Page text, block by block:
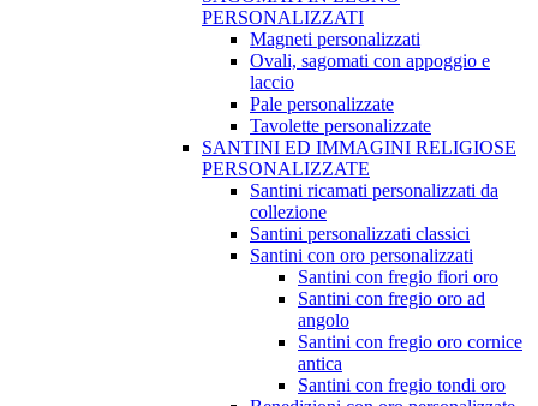
PERSONALIZZATI
Magneti personalizzati
Ovali, sagomati con appoggio e
laccio
Pale personalizzate
Tavolette personalizzate
SANTINI ED IMMAGINI RELIGIOSE
PERSONALIZZATE
Santini ricamati personalizzati da
collezione
Santini personalizzati classici
Santini con oro personalizzati
Santini con fregio fiori oro
Santini con fregio oro ad
angolo
Santini con fregio oro cornice
antica
Santini con fregio tondi oro